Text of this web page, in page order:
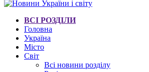
ВСІ РОЗДІЛИ
Головна
Україна
Місто
Світ
Всі новини розділу